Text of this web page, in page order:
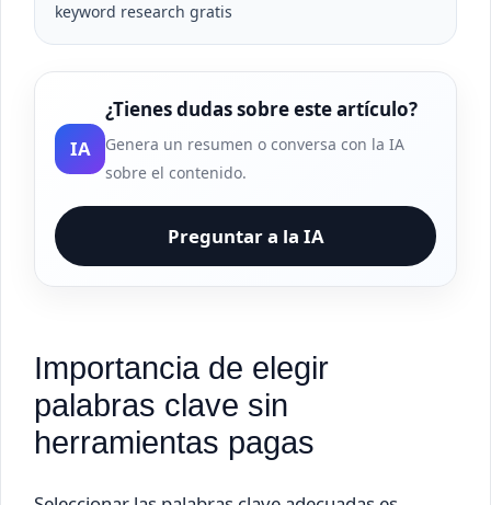
keyword research gratis
IA
¿Tienes dudas sobre este artículo?
Genera un resumen o conversa con la IA
sobre el contenido.
Preguntar a la IA
Importancia de elegir
palabras clave sin
herramientas pagas